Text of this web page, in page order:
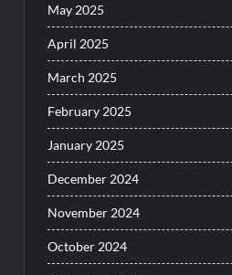
May 2025
April 2025
March 2025
February 2025
January 2025
December 2024
November 2024
October 2024